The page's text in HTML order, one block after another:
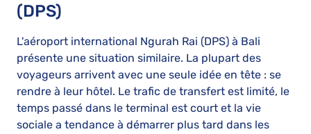
(DPS)
L'aéroport international Ngurah Rai (DPS) à Bali
présente une situation similaire. La plupart des
voyageurs arrivent avec une seule idée en tête : se
rendre à leur hôtel. Le trafic de transfert est limité, le
temps passé dans le terminal est court et la vie
sociale a tendance à démarrer plus tard dans les